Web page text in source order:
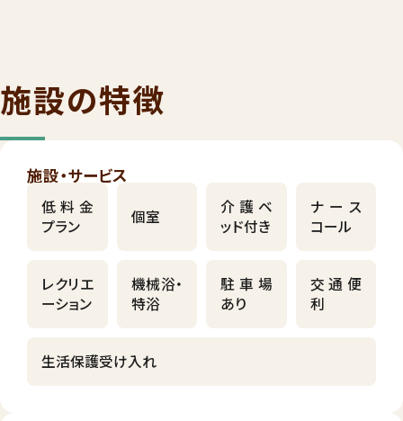
施設の特徴
施設・サービス
低料金
プラン
個室
介護ベ
ッド付き
ナース
コール
レクリエ
ーション
機械浴・
特浴
駐車場
あり
交通便
利
生活保護受け入れ